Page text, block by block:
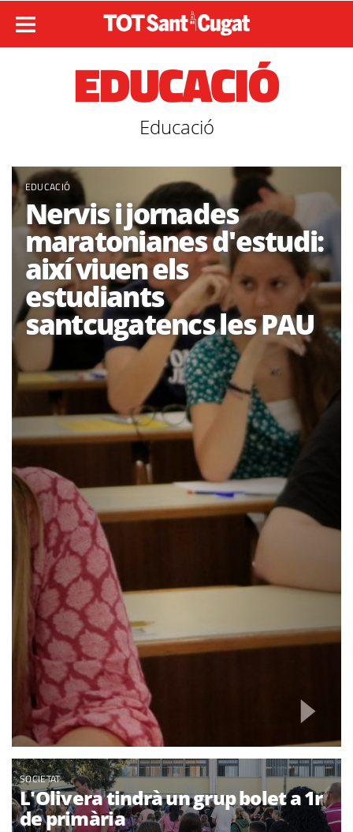
EDUCACIÓ
Educació
EDUCACIÓ
Nervis i jornades
maratonianes d'estudi:
així viuen els
estudiants
santcugatencs les PAU
SOCIETAT
L'Olivera tindrà un grup bolet a 1r
de primària